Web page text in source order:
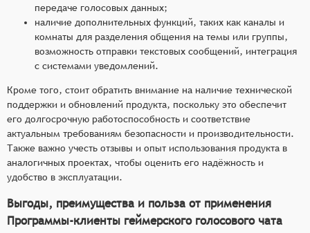
передаче голосовых данных;
наличие дополнительных функций, таких как каналы и
комнаты для разделения общения на темы или группы,
возможность отправки текстовых сообщений, интеграция
с системами уведомлений.
Кроме того, стоит обратить внимание на наличие технической
поддержки и обновлений продукта, поскольку это обеспечит
его долгосрочную работоспособность и соответствие
актуальным требованиям безопасности и производительности.
Также важно учесть отзывы и опыт использования продукта в
аналогичных проектах, чтобы оценить его надёжность и
удобство в эксплуатации.
Выгоды, преимущества и польза от применения
Программы-клиенты геймерского голосового чата